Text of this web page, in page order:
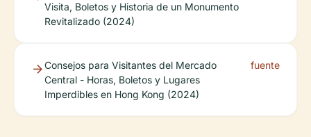
Visita, Boletos y Historia de un Monumento
Revitalizado (2024)
Consejos para Visitantes del Mercado
Central - Horas, Boletos y Lugares
Imperdibles en Hong Kong (2024)
fuente